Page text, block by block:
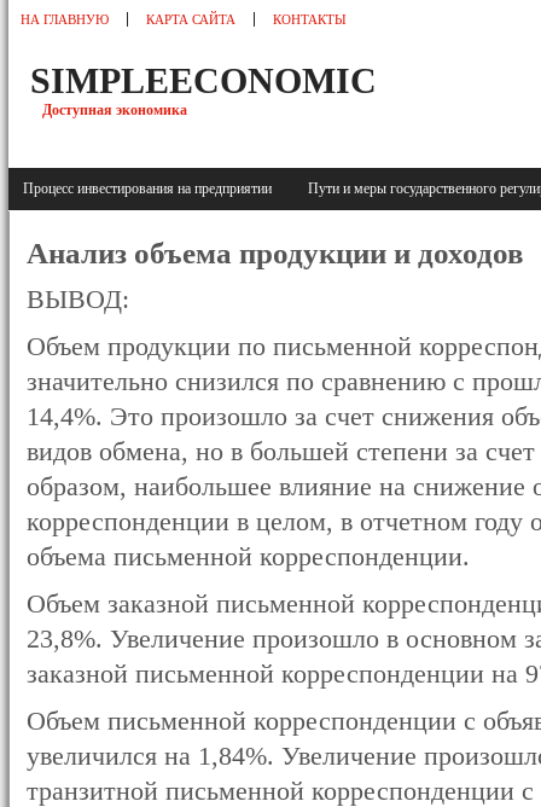
НА ГЛАВНУЮ КАРТА САЙТА КОНТАКТЫ
SIMPLEECONOMIC
Доступная экономика
Процесс инвестирования на предприятии Пути и меры государственного
Анализ объема продукции и доходов
ВЫВОД:
Объем продукции по письменной
значительно снизился по сравнению с
14,4%. Это произошло за счет снижения
видов обмена, но в большей степени за
образом, наибольшее влияние на снижение
корреспонденции в целом, в отчетном году
объема письменной корреспонденции.
Объем заказной письменной
23,8%. Увеличение произошло в основном
заказной письменной корреспонденции на
Объем письменной корреспонденции с
увеличился на 1,84%. Увеличение
транзитной письменной корреспонденции